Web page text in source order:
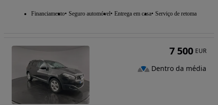
Financiamento Seguro automóvel Entrega em casa Serviço de retoma
7 500 EUR
Dentro da média